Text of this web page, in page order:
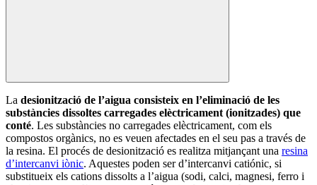
La desionització de l’aigua consisteix en l’eliminació de les
substàncies dissoltes carregades elèctricament (ionitzades) que
conté. Les substàncies no carregades elèctricament, com els
compostos orgànics, no es veuen afectades en el seu pas a través de
la resina. El procés de desionització es realitza mitjançant una resina
d’intercanvi iònic. Aquestes poden ser d’intercanvi catiónic, si
substitueix els cations dissolts a l’aigua (sodi, calci, magnesi, ferro i